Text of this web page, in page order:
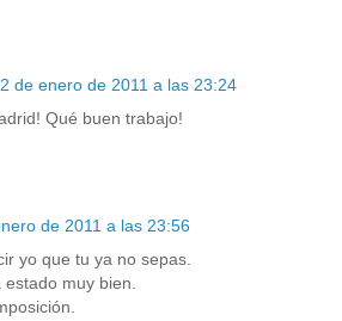
de enero de 2011 a las 23:24
Qué buen trabajo!
de 2011 a las 23:56
yo que tu ya no sepas.
estado muy bien.